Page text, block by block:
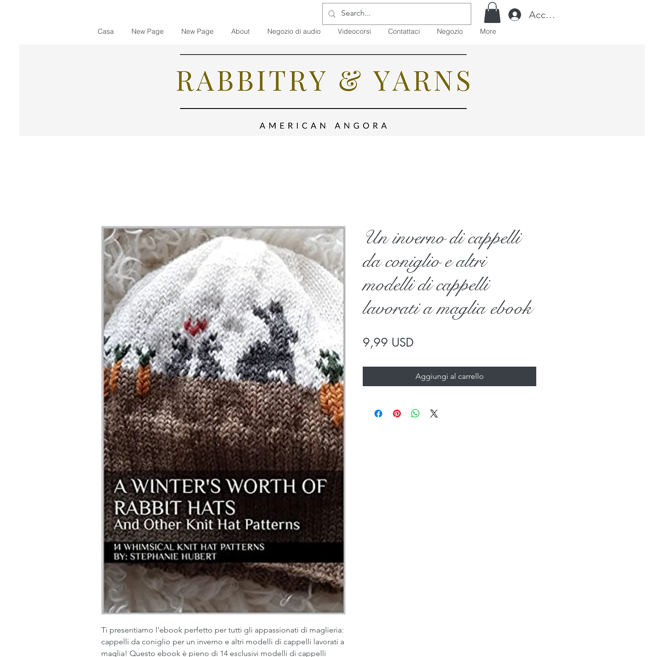
Casa New Page New Page About Negozio di audio Videocorsi Contattaci Negozio More
Accedi
Ti presentiamo l'ebook perfetto per tutti gli appassionati di maglieria:
cappelli da coniglio per un inverno e altri modelli di cappelli lavorati a
maglia! Questo ebook è pieno di 14 esclusivi modelli di cappelli
Un inverno di cappelli
da coniglio e altri
modelli di cappelli
lavorati a maglia ebook
9,99 USDPrezzo
Aggiungi al carrello